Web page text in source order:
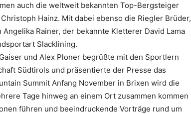
auch die weltweit bekannten Top-Bergsteiger
Hainz. Mit dabei ebenso die Riegler Brüder,
Rainer, der bekannte Kletterer David Lama
Slacklining.
und Alex Ploner begrüßte mit den Sportlern
Südtirols und präsentierte der Presse das
Summit Anfang November in Brixen wird die
Tage hinweg an einem Ort zusammen kommen
führen und beeindruckende Vorträge rund um